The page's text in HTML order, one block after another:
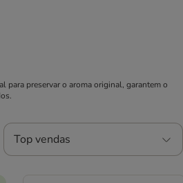
para preservar o aroma original, garantem o
Top vendas